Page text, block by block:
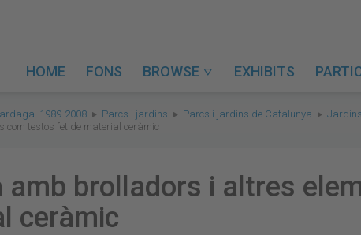
HOME FONS BROWSE  EXHIBITS
1989-2008 Parcs i jardins Parcs i jardins de Catalunya
testos fet de material ceràmic
brolladors i altres
ceràmic